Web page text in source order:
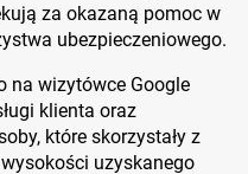
za okazaną pomoc w
ubezpieczeniowego.
na wizytówce Google
klienta oraz
które skorzystały z
uzyskanego